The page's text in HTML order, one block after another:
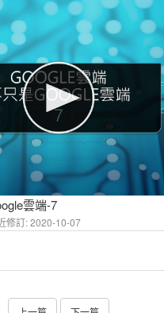
雲端-7
修訂: 2020-10-07